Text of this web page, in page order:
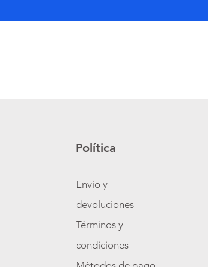
Política
Envío y
devoluciones
Términos y
condiciones